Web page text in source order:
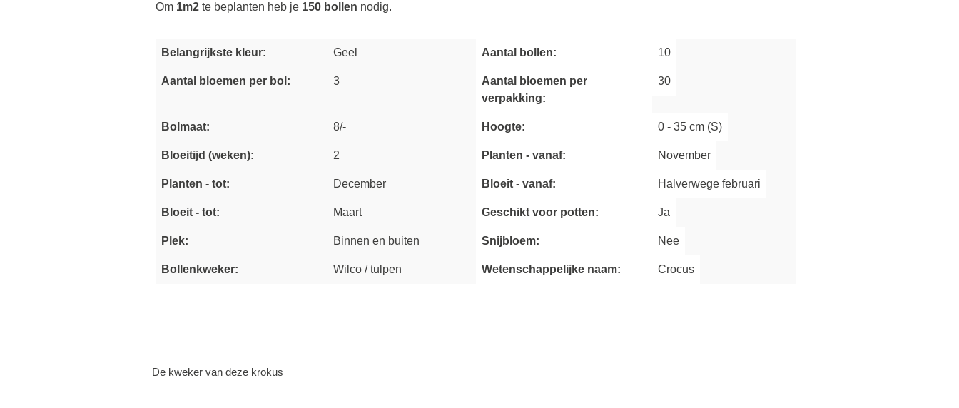
Om 1m2 te beplanten heb je 150 bollen nodig.
Belangrijkste kleur: Geel Aantal bollen: 10
Aantal bloemen per bol: 3
Aantal bloemen per
verpakking:
30
Bolmaat: 8/- Hoogte: 0 - 35 cm (S)
Bloeitijd (weken): 2 Planten - vanaf: November
Planten - tot: December Bloeit - vanaf: Halverwege februari
Bloeit - tot: Maart Geschikt voor potten: Ja
Plek: Binnen en buiten Snijbloem: Nee
Bollenkweker: Wilco / tulpen Wetenschappelijke naam: Crocus
De kweker van deze krokus